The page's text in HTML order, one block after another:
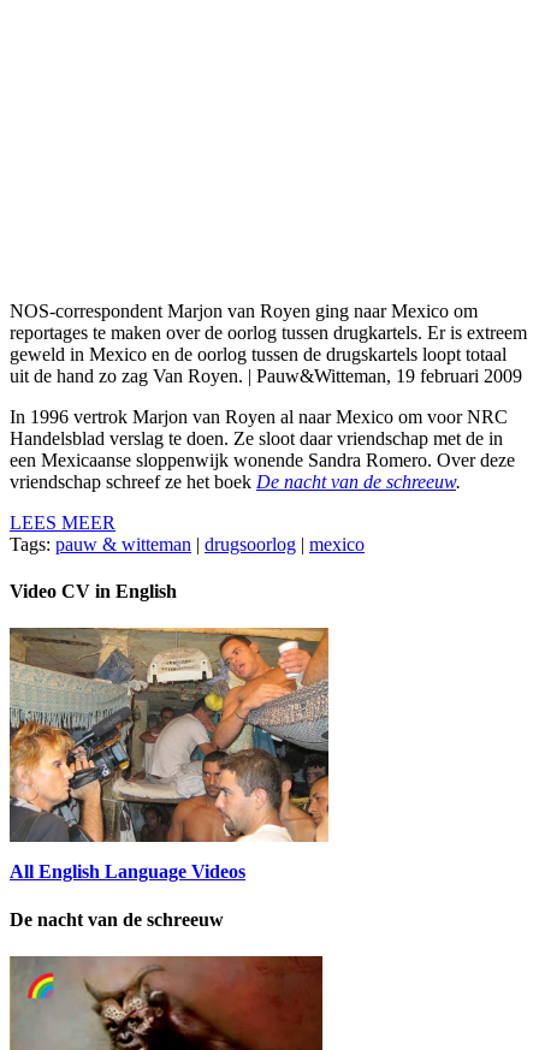
NOS-correspondent Marjon van Royen ging naar Mexico om
reportages te maken over de oorlog tussen drugkartels. Er is extreem
geweld in Mexico en de oorlog tussen de drugskartels loopt totaal
uit de hand zo zag Van Royen. | Pauw&Witteman, 19 februari 2009
In 1996 vertrok Marjon van Royen al naar Mexico om voor NRC
Handelsblad verslag te doen. Ze sloot daar vriendschap met de in
een Mexicaanse sloppenwijk wonende Sandra Romero. Over deze
vriendschap schreef ze het boek De nacht van de schreeuw.
LEES MEER
Tags: pauw & witteman | drugsoorlog | mexico
Video CV in English
All English Language Videos
De nacht van de schreeuw